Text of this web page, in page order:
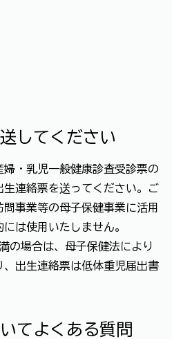
してください
・乳児一般健康診査受診票の
連絡票を送ってください。ご
事業等の母子保健事業に活用
は使用いたしません。
の場合は、母子保健法により
出生連絡票は低体重児届出書
てよくある質問